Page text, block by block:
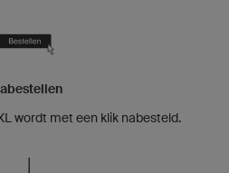
wordt met een klik nabesteld.